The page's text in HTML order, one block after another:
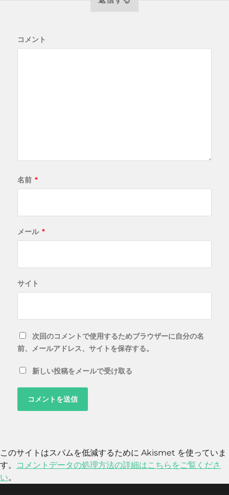
コメント
名前 *
メール *
サイト
次回のコメントで使用するためブラウザーに自分の名
前、メールアドレス、サイトを保存する。
新しい投稿をメールで受け取る
このサイトはスパムを低減するために Akismet を使っていま
す。
コメントデータの処理方法の詳細はこちらをご覧くださ
い。